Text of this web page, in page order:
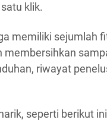
klik.
memiliki sejumlah
riwayat
seperti berikut